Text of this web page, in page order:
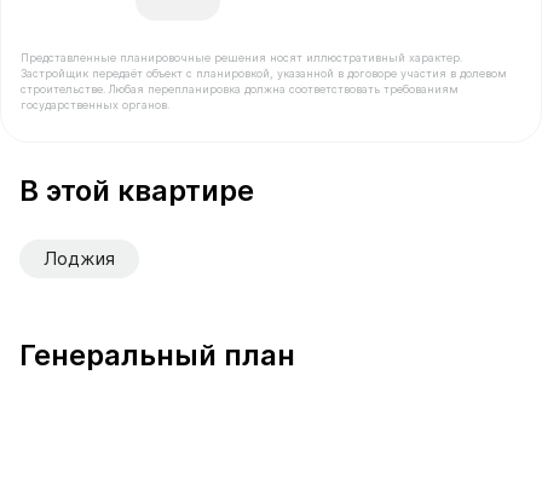
Представленные планировочные решения носят иллюстративный характер.
Застройщик передаёт объект с планировкой, указанной в договоре участия в долевом
строительстве. Любая перепланировка должна соответствовать требованиям
государственных органов.
В этой квартире
Лоджия
Генеральный план